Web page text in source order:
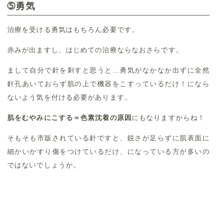
➄勇気
治療を受ける勇気はもちろん必要です。
赤みが出ますし、はじめての治療ならなおさらです。
まして自分で針を刺すと思うと…勇気がなかなか出ずに全然
針孔あいておらず肌の上で機器をこすっているだけ！になら
ないよう気を付ける必要があります。
肌をむやみにこする＝色素沈着の原因 にもなりますからね！
そもそも市販されている針ですと、鋭さが足らずに肌表面に
細かいかすり傷をつけているだけ、になっている方が多いの
ではないでしょうか。